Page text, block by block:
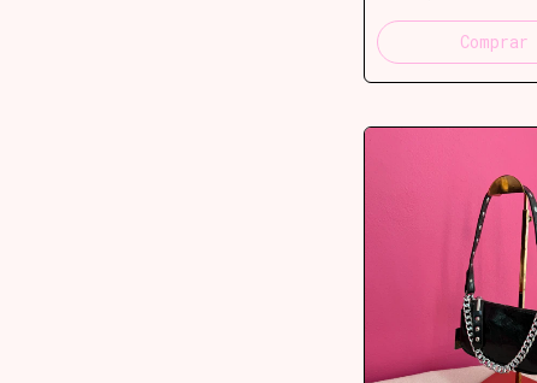
Comprar